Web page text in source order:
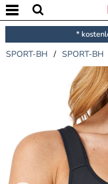
*
SPORT-BH / SPORT-BH